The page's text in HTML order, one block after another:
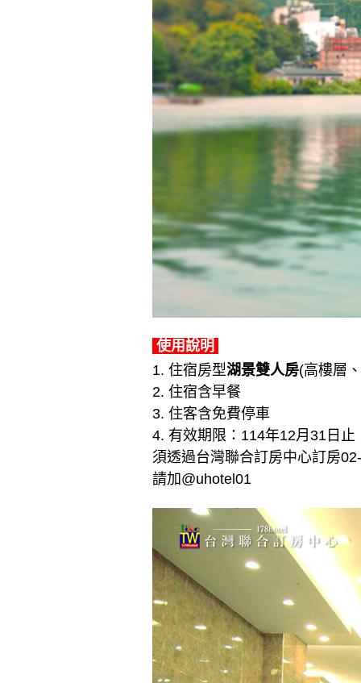
使用說明
1. 住宿房型湖景雙人房(高樓層
2. 住宿含早餐
3. 住客含免費停車
4. 有效期限：114年12月31日止
須透過台灣聯合訂房中心訂房
請加@uhotel01